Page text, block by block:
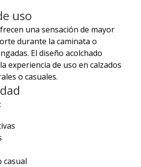
uso
una sensación de mayor
durante la caminata o
El diseño acolchado
experiencia de uso en calzados
o casuales.
casual